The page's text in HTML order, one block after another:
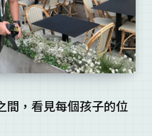
間，看見每個孩子的位